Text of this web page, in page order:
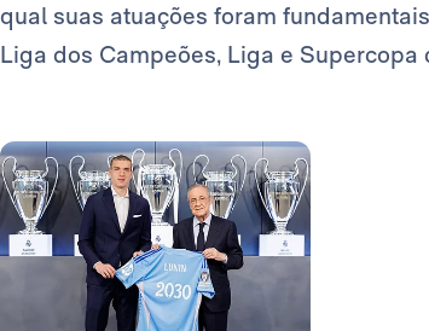
qual suas atuações foram
Liga dos Campeões, Liga e Supercopa